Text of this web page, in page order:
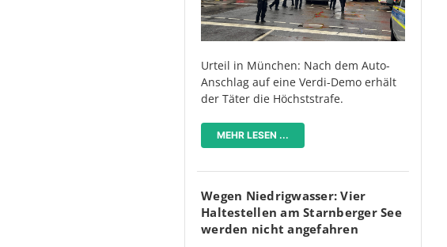
Urteil in München: Nach dem Auto-
Anschlag auf eine Verdi-Demo erhält
der Täter die Höchststrafe.
MEHR LESEN ...
Wegen Niedrigwasser: Vier
Haltestellen am Starnberger See
werden nicht angefahren